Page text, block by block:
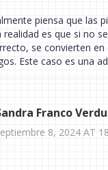
piensa que las
realidad es que si no
se convierten en
Este caso es una
Franco
8, 2024 AT